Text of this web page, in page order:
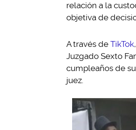
relación a la
objetiva de
A través de TikTok
Juzgado Sexto
cumpleaños de
juez.